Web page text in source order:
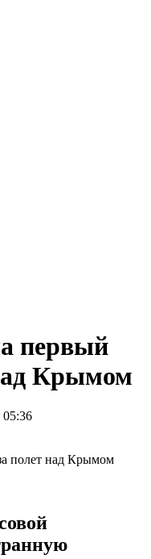
первый
Крымом
05:36